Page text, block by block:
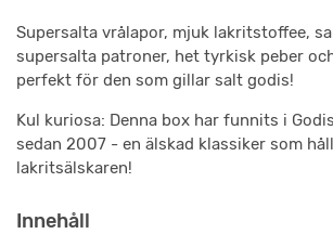
Supersalta vrålapor, mjuk lakritstoffee,
supersalta patroner, het tyrkisk peber
perfekt för den som gillar salt godis!
Kul kuriosa: Denna box har funnits i
sedan 2007 - en älskad klassiker som
lakritsälskaren!
Innehåll